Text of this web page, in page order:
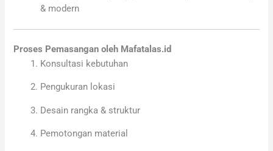
& modern
Proses Pemasangan oleh Mafatalas.id
Konsultasi kebutuhan
Pengukuran lokasi
Desain rangka & struktur
Pemotongan material